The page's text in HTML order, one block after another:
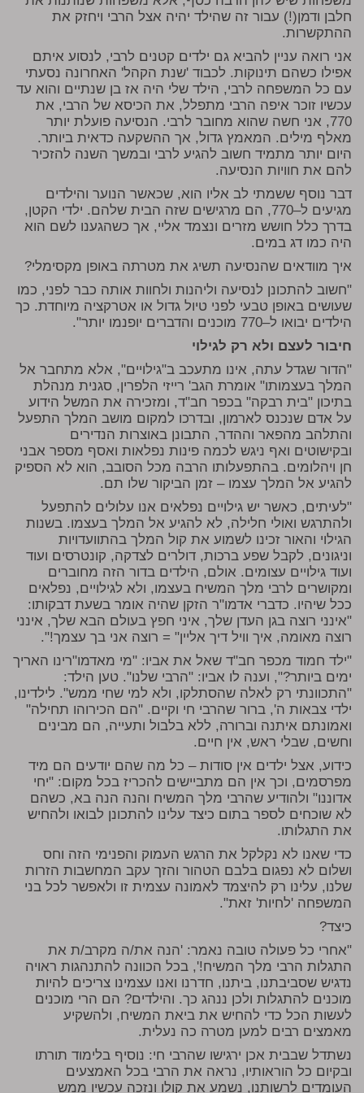
חלבן ודמן(!) עבור זה שהילד יהיה אצל הרבי ויחזק את
ההתקשרות.
אני רואה עניין להביא גם ילדים קטנים לרבי, לנסוע איתם
אפילו כשהם תינוקות. לכבוד 'שנת הקהל' האחרונה נסעתי
עם כל המשפחה לרבי, הילד שלי היה אז בן שנתיים והוא עד
עכשיו זוכר איפה הרבי מתפלל, את הכיסא של הרבי, את
770, אני חשה שהוא מחובר לרבי. הנסיעה פועלת יותר
מאלף מילים. המאמץ גדול, אך ההשקעה כדאית ביותר.
היום יותר מתמיד חשוב להגיע לרבי ובמשך השנה להזכיר
להם את חוויות הנסיעה.
דבר נוסף ששמתי לב אליו הוא, שכאשר הנוער והילדים
מגיעים ל–770, הם מרגישים שזה הבית שלהם. ילדי הקטן,
בדרך כלל חושש מזרים ונצמד אליי, אך כשהגענו לשם הוא
היה כמו דג במים.
איך מוודאים שהנסיעה תשיג את מטרתה באופן מקסימלי?
"חשוב להתכונן לנסיעה וליהנות ולחוות אותה כבר לפני, כמו
שעושים באופן טבעי לפני טיול גדול או אטרקציה מיוחדת. כך
הילדים יבואו ל–770 מוכנים והדברים יופנמו יותר".
חיבור לעצם ולא רק לגילוי
"הדור שגדל עתה, אינו מתעכב ב"גילויים", אלא מתחבר אל
המלך בעצמותו" אומרת הגב' רייזי הלפרין, סגנית מנהלת
בתיכון "בית רבקה" בכפר חב"ד, ומזכירה את המשל הידוע
על אדם שנכנס לארמון, ובדרכו למקום מושב המלך התפעל
והתלהב מהפאר וההדר, התבונן באוצרות הנדירים
ובקישוטים ואף ניגש לכמה פינות נפלאות ואסף מספר אבני
חן ויהלומים. בהתפעלותו הרבה מכל הסובב, הוא לא הספיק
להגיע אל המלך עצמו – זמן הביקור שלו תם.
"לעיתים, כאשר יש גילויים נפלאים אנו עלולים להתפעל
ולהתרגש ואולי חלילה, לא להגיע אל המלך בעצמו. בשנות
הגילוי והאור זכינו לשמוע את קול המלך בהתוועדויות
וניגונים, לקבל שפע ברכות, דולרים לצדקה, קונטרסים ועוד
ועוד גילויים עצומים. אולם, הילדים בדור הזה מחוברים
ומקושרים לרבי מלך המשיח בעצמו, ולא לגילויים, נפלאים
ככל שיהיו. כדברי אדמו"ר הזקן שהיה אומר בשעת דבקותו:
"אינני רוצה בגן העדן שלך, איני חפץ בעולם הבא שלך, אינני
רוצה מאומה, איך וויל דיך אליין" = רוצה אני בך עצמך!".
"ילד חמוד מכפר חב"ד שאל את אביו: "מי מאדמו"רינו האריך
ימים ביותר?", וענה לו אביו: "הרבי שלנו". טען הילד:
"התכוונתי רק לאלה שהסתלקו, ולא למי שחי ממש". לילדינו,
ילדי צבאות ה', ברור שהרבי חי וקיים. "הם הכירוהו תחילה"
ואמונתם איתנה וברורה, ללא בלבול ותעייה, הם מבינים
וחשים, שבלי ראש, אין חיים.
כידוע, אצל ילדים אין סודות – כל מה שהם יודעים הם מיד
מפרסמים, וכך אין הם מתביישים להכריז בכל מקום: "יחי
אדוננו" ולהודיע שהרבי מלך המשיח והנה הנה בא, כשהם
לא שוכחים לספר בתום כיצד עלינו להתכונן לבואו ולהחיש
את התגלותו.
כדי שאנו לא נקלקל את הרגש העמוק והפנימי הזה וחס
ושלום לא נפגום בלבם הטהור והזך עקב המחשבות הזרות
שלנו, עלינו רק להיצמד לאמונה עצמית זו ולאפשר לכל בני
המשפחה 'לחיות' זאת".
כיצד?
"אחרי כל פעולה טובה נאמר: 'הנה את/ה מקרב/ת את
התגלות הרבי מלך המשיח!', בכל הכוונה להתנהגות ראויה
נדגיש שסביבתנו, ביתנו, חדרנו ואנו עצמינו צריכים להיות
מוכנים להתגלות ולכן ננהג כך. והילדים? הם הרי מוכנים
לעשות הכל כדי להחיש את ביאת המשיח, ולהשקיע
מאמצים רבים למען מטרה כה נעלית.
נשתדל שבבית אכן ירגישו שהרבי חי: נוסיף בלימוד תורתו
ובקיום כל הוראותיו, נראה את הרבי בכל האמצעים
העומדים לרשותנו, נשמע את קולו ונזכה עכשיו ממש